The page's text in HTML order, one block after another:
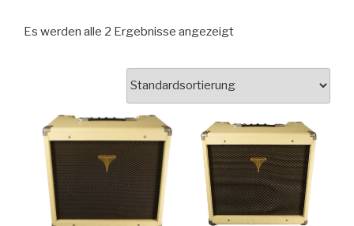
Es werden alle 2 Ergebnisse angezeigt